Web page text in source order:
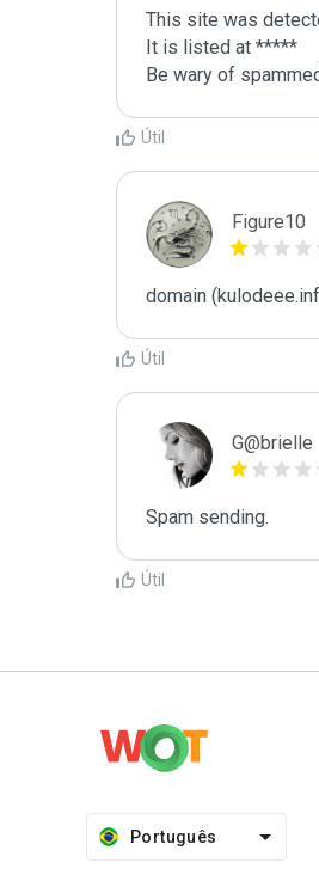
This site was
It is listed at *****
Be wary of
Útil
Figure10
domain
Útil
G@brielle
Spam sending.
Útil
Português